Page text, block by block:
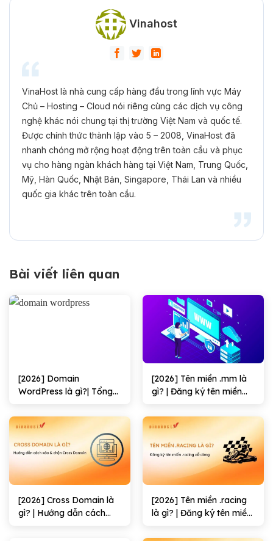
Vinahost
VinaHost là nhà cung cấp hàng đầu trong lĩnh vực Máy
Chủ – Hosting – Cloud nói riêng cùng các dịch vụ công
nghệ khác nói chung tại thị trường Việt Nam và quốc tế.
Được chính thức thành lập vào 5 – 2008, VinaHost đã
nhanh chóng mở rộng hoạt động trên toàn cầu và phục
vụ cho hàng ngàn khách hàng tại Việt Nam, Trung Quốc,
Mỹ, Hàn Quốc, Nhật Bản, Singapore, Thái Lan và nhiều
quốc gia khác trên toàn cầu.
Bài viết liên quan
[2026] Domain
WordPress là gì?| Tổng
miền WordPress
[2026] Tên miền .mm là
gì? | Đăng ký tên miền
[2026] Cross Domain là
gì? | Hướng dẫn cách
[2026] Tên miền .racing
là gì? | Đăng ký tên miền